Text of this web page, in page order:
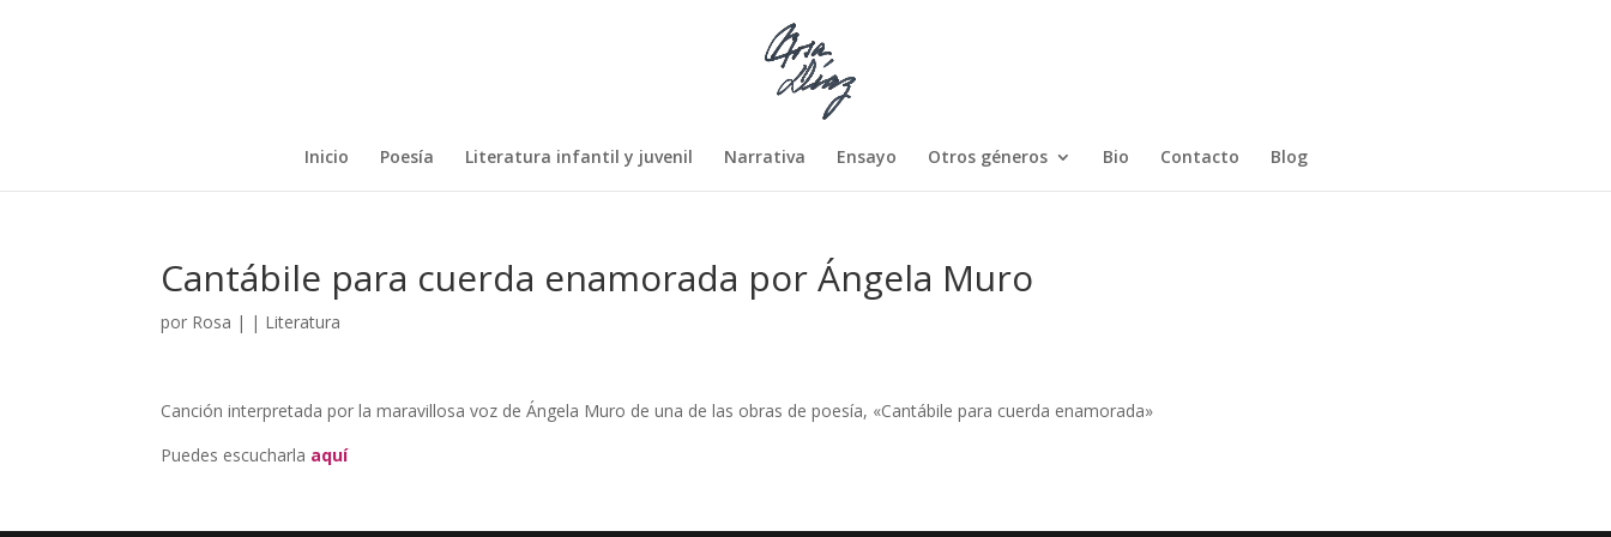
Inicio Poesía Literatura infantil y juvenil Narrativa Ensayo Otros géneros Bio Contacto Blog
Cantábile para cuerda enamorada por Ángela Muro
por Rosa | | Literatura
Canción interpretada por la maravillosa voz de Ángela Muro de una de las obras de poesía, «Cantábile para cuerda enamorada»
Puedes escucharla aquí